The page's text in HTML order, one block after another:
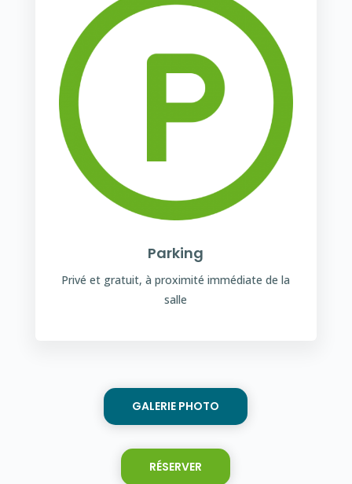
Parking
Privé et gratuit, à proximité immédiate de la
salle
GALERIE PHOTO
RÉSERVER